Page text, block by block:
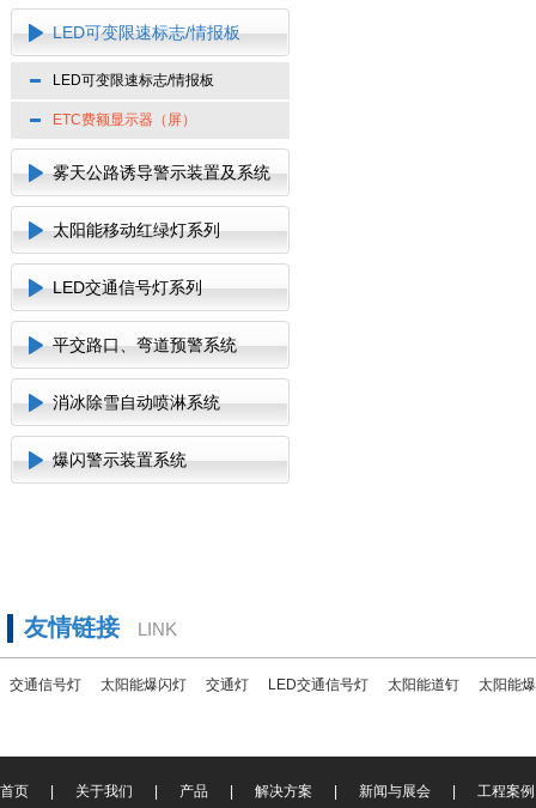
LED可变限速标志/情报板
LED可变限速标志/情报板
ETC费额显示器（屏）
雾天公路诱导警示装置及系统
太阳能移动红绿灯系列
LED交通信号灯系列
平交路口、弯道预警系统
消冰除雪自动喷淋系统
爆闪警示装置系统
友情链接 LINK
交通信号灯 太阳能爆闪灯 交通灯 LED交通信号灯 太阳能道钉 太阳能
首页 关于我们 产品 解决方案 新闻与展会 工程案例